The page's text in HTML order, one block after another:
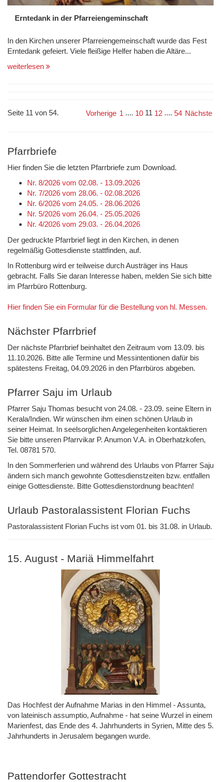
Erntedank in der Pfarreiengeminschaft
In den Kirchen unserer Pfarreiengemeinschaft wurde das Fest
Erntedank gefeiert. Viele fleißige Helfer haben die Altäre...
weiterlesen
Seite 11 von 54. Vorherige 1 .... 10 11 12 .... 54 Nächste
Pfarrbriefe
Hier finden Sie die letzten Pfarrbriefe zum Download.
Nr. 8/2026 vom 02.08. - 13.09.2026
Nr. 7/2026 vom 28.06. - 02.08.2026
Nr. 6/2026 vom 24.05. - 28.06.2026
Nr. 5/2026 vom 26.04. - 25.05.2026
Nr. 4/2026 vom 29.03. - 26.04.2026
Der gedruckte Pfarrbrief liegt in den Kirchen, in denen
regelmäßig Gottesdienste stattfinden, auf.
In Rottenburg wird er teilweise durch Austräger ins Haus
gebracht. Falls Sie daran Interesse haben, melden Sie sich bitte
im Pfarrbüro Rottenburg.
Hier finden Sie ein Formular für die Bestellung von hl. Messen.
Nächster Pfarrbrief
Der nächste Pfarrbrief beinhaltet den Zeitraum vom 13.09. bis
11.10.2026. Bitte alle Termine und Messintentionen dafür bis
spätestens Freitag, 04.09.2026 in den Pfarrbüros abgeben.
Pfarrer Saju im Urlaub
Pfarrer Saju Thomas besucht von 24.08. - 23.09. seine Eltern in
Kerala/Indien. Wir wünschen ihm einen schönen Urlaub in
seiner Heimat. In seelsorglichen Angelegenheiten kontaktieren
Sie bitte unseren Pfarrvikar P. Anumon V.A. in Oberhatzkofen,
Tel. 08781 570.
In den Sommerferien und während des Urlaubs von Pfarrer Saju
ändern sich manch gewohnte Gottesdienstzeiten bzw. entfallen
einige Gottesdienste. Bitte Gottesdienstordnung beachten!
Urlaub Pastoralassistent Florian Fuchs
Pastoralassistent Florian Fuchs ist vom 01. bis 31.08. in Urlaub.
15. August - Mariä Himmelfahrt
Das Hochfest der Aufnahme Marias in den Himmel - Assunta,
von lateinisch assumptio, Aufnahme - hat seine Wurzel in einem
Marienfest, das Ende des 4. Jahrhunderts in Syrien, Mitte des 5.
Jahrhunderts in Jerusalem begangen wurde.
Pattendorfer Gottestracht